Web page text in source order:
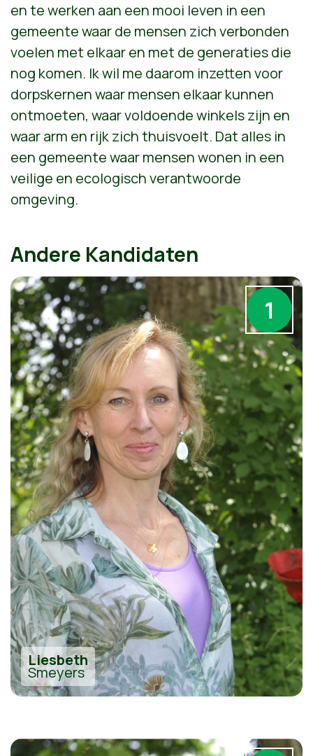
en te werken aan een mooi leven in een
gemeente waar de mensen zich verbonden
voelen met elkaar en met de generaties die
nog komen. Ik wil me daarom inzetten voor
dorpskernen waar mensen elkaar kunnen
ontmoeten, waar voldoende winkels zijn en
waar arm en rijk zich thuisvoelt. Dat alles in
een gemeente waar mensen wonen in een
veilige en ecologisch verantwoorde
omgeving.
Andere Kandidaten
1
Liesbeth
Smeyers